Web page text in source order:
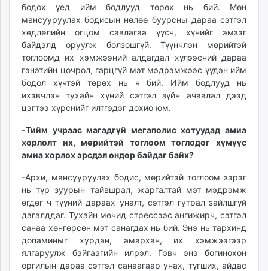
бодох үед ийм бодлууд төрөх нь бий. Мөн
мансууруулах бодисын нөлөө буурсны дараа сэтгэл
хөдлөлийн огцом савлагаа үүсч, хүнийг эмзэг
байдалд оруулж болзошгүй. Түүнчлэн мөрийтэй
тоглоомд их хэмжээний алдагдал хүлээсний дараа
гэнэтийн цочрол, гарцгүй мэт мэдрэмжээс үүдэн ийм
бодол хүчтэй төрөх нь ч бий. Ийм бодлууд нь
ихэвчлэн тухайн хүний сэтгэл зүйн ачаалал дээд
цэгтээ хүрснийг илтгэдэг дохио юм.
-Тийм учраас магадгүй мегаполис хотуудад амиа
хорлолт их, мөрийтэй тоглоом тоглодог хүмүүс
амиа хорлох эрсдэл өндөр байдаг байх?
-Архи, мансууруулах бодис, мөрийтэй тоглоом зэрэг
нь түр зуурын тайвшрал, жаргалтай мэт мэдрэмж
өгдөг ч түүний дараах уналт, сэтгэл гутрал зайлшгүй
дагалддаг. Тухайн мөчид стрессээс ангижирч, сэтгэл
санаа хөнгөрсөн мэт санагдах нь бий. Энэ нь тархинд
допаминыг хурдан, амархан, их хэмжээгээр
ялгаруулж байгаагийн илрэл. Гэвч энэ богинохон
оргилын дараа сэтгэл санаагаар унах, түгших, айдас